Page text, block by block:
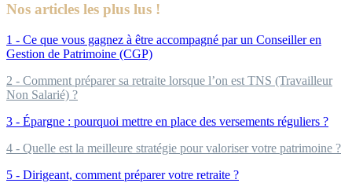
Nos articles les plus lus !
1 - Ce que vous gagnez à être accompagné par un Conseiller en
Gestion de Patrimoine (CGP)
2 - Comment préparer sa retraite lorsque l’on est TNS (Travailleur
Non Salarié) ?
3 - Épargne : pourquoi mettre en place des versements réguliers ?
4 - Quelle est la meilleure stratégie pour valoriser votre patrimoine ?
5 - Dirigeant, comment préparer votre retraite ?